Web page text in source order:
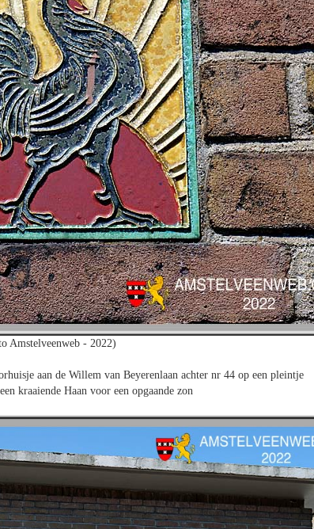
Amstelveenweb - 2022)
aan de Willem van Beyerenlaan achter nr 44 op een pleintje
kraaiende Haan voor een opgaande zon